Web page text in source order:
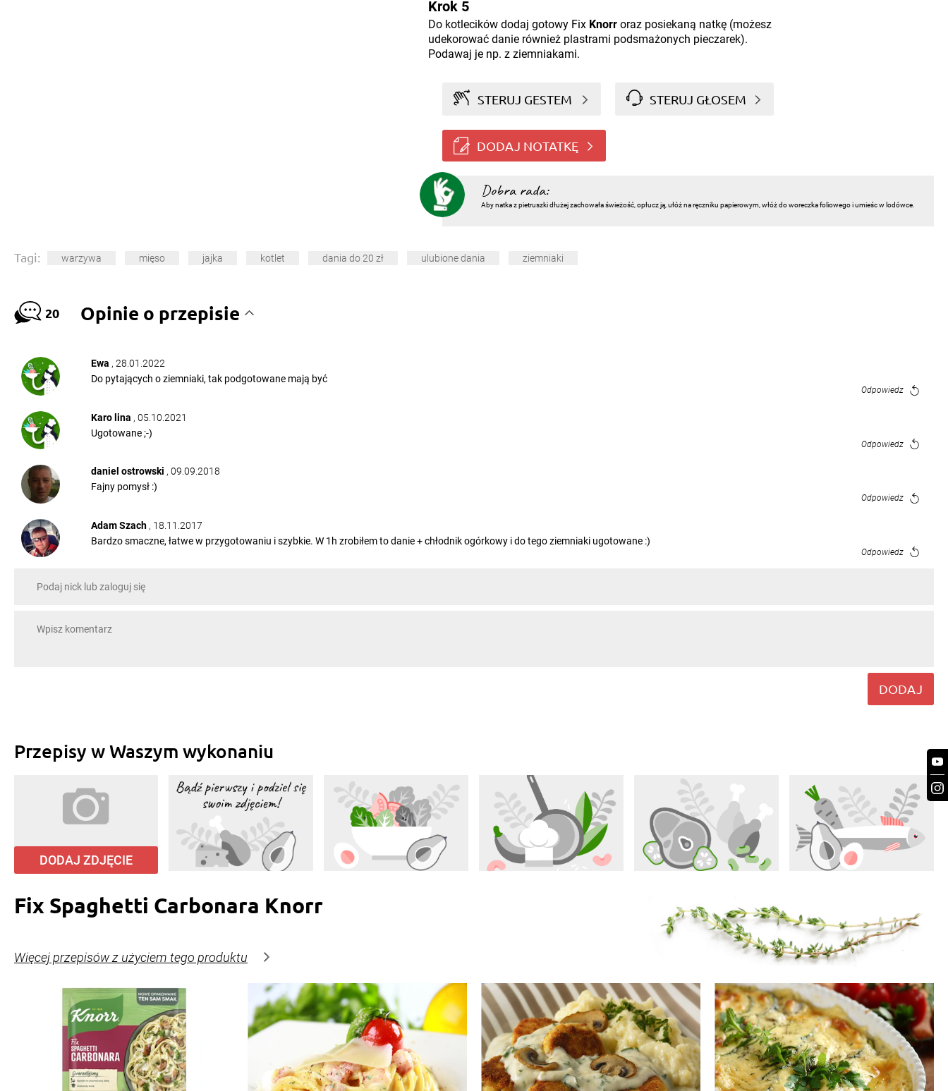
Krok 5
Do kotlecików dodaj gotowy Fix Knorroraz posiekaną natkę (możesz
udekorować danie również plastrami podsmażonych pieczarek).
Podawaj je np. z ziemniakami.
STERUJ GESTEM STERUJ GŁOSEM
DODAJ NOTATKĘ
Dobra rada:
Aby natka z pietruszki dłużej zachowała świeżość, opłucz ją, ułóż na ręczniku papierowym, włóż do woreczka foliowego i umieśc w lodówce.
Tagi: warzywa mięso jajka kotlet dania do 20 zł ulubione dania ziemniaki
20 Opinie o przepisie
Ewa , 28.01.2022
Do pytających o ziemniaki, tak podgotowane mają być
Odpowiedz
Karo lina , 05.10.2021
Ugotowane ;-)
Odpowiedz
daniel ostrowski , 09.09.2018
Fajny pomysł :)
Odpowiedz
Adam Szach , 18.11.2017
Bardzo smaczne, łatwe w przygotowaniu i szybkie. W 1h zrobiłem to danie + chłodnik ogórkowy i do tego ziemniaki ugotowane :)
Odpowiedz
przepis na kotleciki bardzo ciekawy, co do fixu jeżeli ktos go nie chce to nie doda, ja zawsze traktuje przepisy bardziej jako sugestie ;)
Celina Bogasz
Witam, czy ktoś mógłby udzielić odpowiedzi jakie to ziemniaki należy zetrzeć? Surowe czy wcześniej ugotowane? Z góry dziękuje
Ewa Soroka
I co z tymi ziemniakami? Surowe chyba, skoro ścierać na tarce... A zamiast fixu przyprawy, które w nim występują.
Odpowiedz
Odpowiedzi (1)
Sylwia Sadowska
Monika Kisiel
Ziemniaki ugotowane?
Odpowiedz
Odpowiedzi (1)
Monika Kisiel, 16.11.2016
Ziemniaki surowe, czy ugotowane?
Odpowiedz
DODAJ
Przepisy w Waszym wykonaniu
DODAJ ZDJĘCIE
Fix Spaghetti Carbonara Knorr
Więcej przepisów z użyciem tego produktu